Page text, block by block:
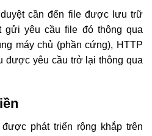
cần đến file được lưu trữ
gửi yêu cầu file đó thông qua
máy chủ (phần cứng), HTTP
được yêu cầu trở lại thông qua
được phát triển rộng khắp trên